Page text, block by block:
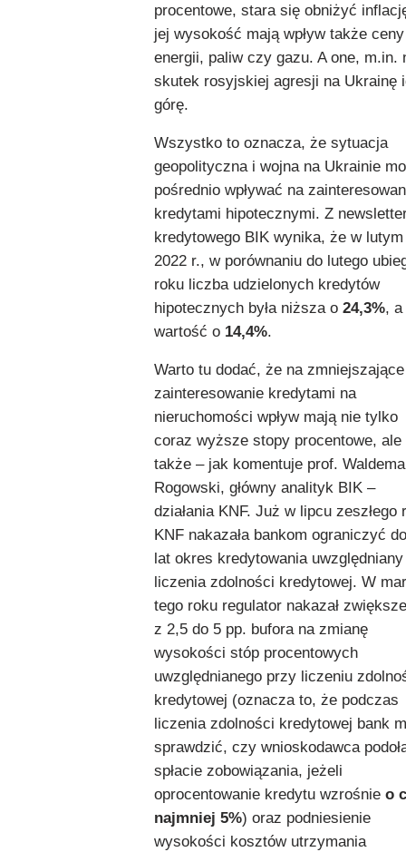
procentowe, stara się obniżyć
jej wysokość mają wpływ także ceny
energii, paliw czy gazu. A one, m.in.
skutek rosyjskiej agresji na Ukrainę
górę.
Wszystko to oznacza, że sytuacja
geopolityczna i wojna na Ukrainie
pośrednio wpływać na
kredytami hipotecznymi. Z
kredytowego BIK wynika, że w lutym
2022 r., w porównaniu do lutego
roku liczba udzielonych kredytów
hipotecznych była niższa o 24,3%, a
wartość o 14,4%.
Warto tu dodać, że na
zainteresowanie kredytami na
nieruchomości wpływ mają nie tylko
coraz wyższe stopy procentowe, ale
także – jak komentuje prof.
Rogowski, główny analityk BIK –
działania KNF. Już w lipcu zeszłego
KNF nakazała bankom ograniczyć
lat okres kredytowania
liczenia zdolności kredytowej. W
tego roku regulator nakazał
z 2,5 do 5 pp. bufora na zmianę
wysokości stóp procentowych
uwzględnianego przy liczeniu
kredytowej (oznacza to, że podczas
liczenia zdolności kredytowej bank
sprawdzić, czy wnioskodawca
spłacie zobowiązania, jeżeli
oprocentowanie kredytu wzrośnie o
najmniej 5%) oraz podniesienie
wysokości kosztów utrzymania